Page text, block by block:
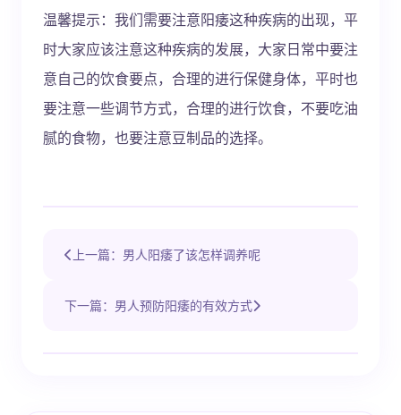
温馨提示：我们需要注意阳痿这种疾病的出现，平
时大家应该注意这种疾病的发展，大家日常中要注
意自己的饮食要点，合理的进行保健身体，平时也
要注意一些调节方式，合理的进行饮食，不要吃油
腻的食物，也要注意豆制品的选择。
上一篇：男人阳痿了该怎样调养呢
下一篇：男人预防阳痿的有效方式